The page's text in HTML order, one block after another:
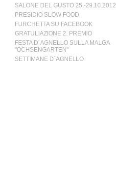
SALONE DEL GUSTO 25.-29.10.2012
PRESIDIO SLOW FOOD
FURCHETTA SU FACEBOOK
GRATULIAZIONE 2. PREMIO
FESTA D´AGNELLO SULLA MALGA
"OCHSENGARTEN"
SETTIMANE D´AGNELLO